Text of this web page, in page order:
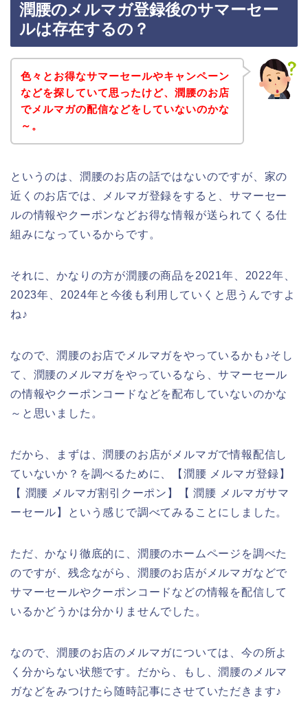
潤腰のメルマガ登録後のサマーセー
ルは存在するの？
色々とお得なサマーセールやキャンペーン
などを探していて思ったけど、潤腰のお店
でメルマガの配信などをしていないのかな
～。
というのは、潤腰のお店の話ではないのですが、家の
近くのお店では、メルマガ登録をすると、サマーセー
ルの情報やクーポンなどお得な情報が送られてくる仕
組みになっているからです。
それに、かなりの方が潤腰の商品を2021年、2022年、
2023年、2024年と今後も利用していくと思うんですよ
ね♪
なので、潤腰のお店でメルマガをやっているかも♪そし
て、潤腰のメルマガをやっているなら、サマーセール
の情報やクーポンコードなどを配布していないのかな
～と思いました。
だから、まずは、潤腰のお店がメルマガで情報配信し
ていないか？を調べるために、【潤腰 メルマガ登録】
【 潤腰 メルマガ割引クーポン】【 潤腰 メルマガサマ
ーセール】という感じで調べてみることにしました。
ただ、かなり徹底的に、潤腰のホームページを調べた
のですが、残念ながら、潤腰のお店がメルマガなどで
サマーセールやクーポンコードなどの情報を配信して
いるかどうかは分かりませんでした。
なので、潤腰のお店のメルマガについては、今の所よ
く分からない状態です。だから、もし、潤腰のメルマ
ガなどをみつけたら随時記事にさせていただきます♪